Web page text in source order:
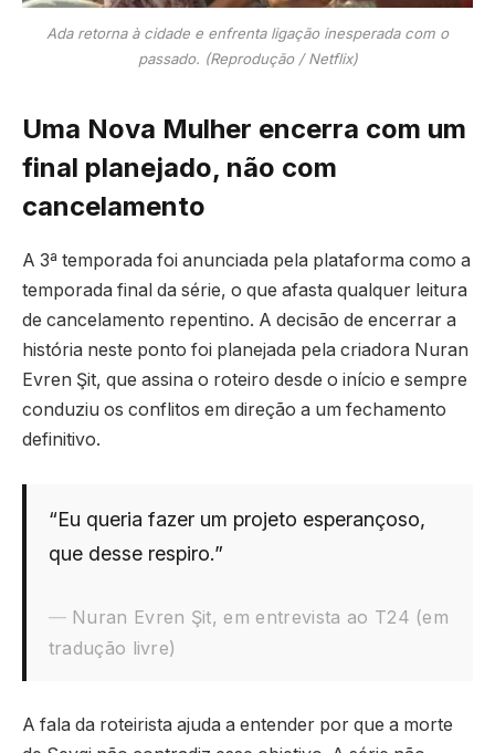
Ada retorna à cidade e enfrenta ligação inesperada com o
passado. (Reprodução / Netflix)
Uma Nova Mulher encerra com um
final planejado, não com
cancelamento
A 3ª temporada foi anunciada pela plataforma como a
temporada final da série, o que afasta qualquer leitura
de cancelamento repentino. A decisão de encerrar a
história neste ponto foi planejada pela criadora Nuran
Evren Şit, que assina o roteiro desde o início e sempre
conduziu os conflitos em direção a um fechamento
definitivo.
“Eu queria fazer um projeto esperançoso,
que desse respiro.”
Nuran Evren Şit, em entrevista ao T24 (em
tradução livre)
A fala da roteirista ajuda a entender por que a morte